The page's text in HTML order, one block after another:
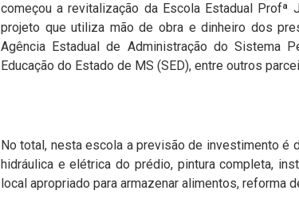
começou a revitalização da Escola Estadual Profª
projeto que utiliza mão de obra e dinheiro dos
Agência Estadual de Administração do Sistema
Educação do Estado de MS (SED), entre outros
No total, nesta escola a previsão de investimento é
hidráulica e elétrica do prédio, pintura completa,
local apropriado para armazenar alimentos, reforma